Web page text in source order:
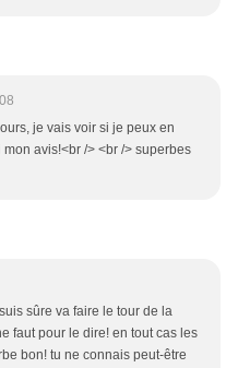
je vais voir si je peux en
avis!<br /> <br /> superbes
sûre va faire le tour de la
faut pour le dire! en tout cas les
bon! tu ne connais peut-être